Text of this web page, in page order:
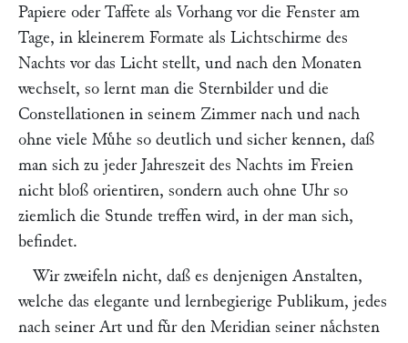
Papiere oder Taffete als Vorhang vor die Fenster am
Tage, in kleinerem Formate als Lichtschirme des
Nachts vor das Licht stellt, und nach den Monaten
wechselt, so lernt man die Sternbilder und die
Constellationen in seinem Zimmer nach und nach
ohne viele Muͤhe so deutlich und sicher kennen, daß
man sich zu jeder Jahreszeit des Nachts im Freien
nicht bloß orientiren, sondern auch ohne Uhr so
ziemlich die Stunde treffen wird, in der man sich,
befindet.
Wir zweifeln nicht, daß es denjenigen Anstalten,
welche das elegante und lernbegierige Publikum, jedes
nach seiner Art und fuͤr den Meridian seiner naͤchsten